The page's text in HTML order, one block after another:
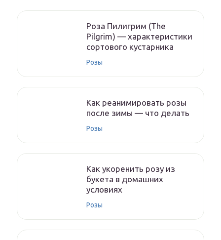
Роза Пилигрим (The
Pilgrim) — характеристики
сортового кустарника
Розы
Как реанимировать розы
после зимы — что делать
Розы
Как укоренить розу из
букета в домашних
условиях
Розы